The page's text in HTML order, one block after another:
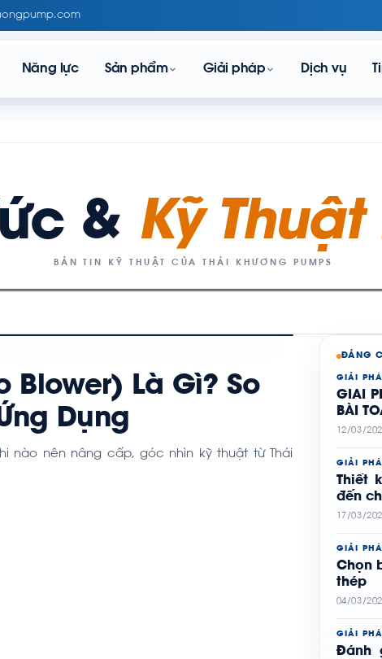
Năng lực Sản phẩm Giải pháp Dịch vụ
& Kỹ Thuật
BẢN TIN KỸ THUẬT CỦA THÁI KHƯƠNG PUMPS
Blower) Là Gì? So
Dụng
nào nên nâng cấp, góc nhìn kỹ thuật từ Thái
ĐÁNG
GIẢI
GIẢI
BÀI
12/03/
GIẢI
Thiết
đến
17/03/
GIẢI
Chọn
thép
04/03/
GIẢI
Đánh